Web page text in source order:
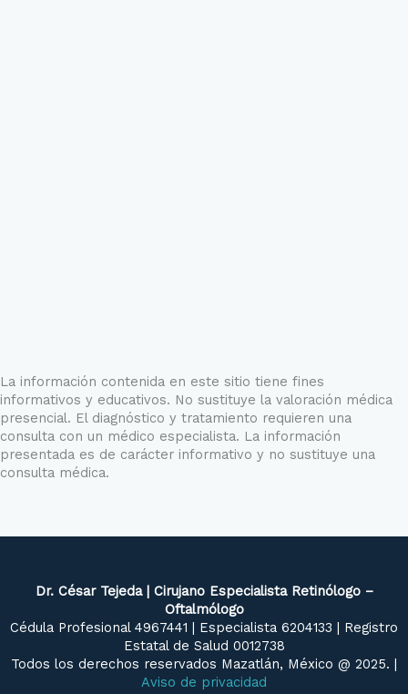
La información contenida en este sitio tiene fines
informativos y educativos. No sustituye la valoración médica
presencial. El diagnóstico y tratamiento requieren una
consulta con un médico especialista. La información
presentada es de carácter informativo y no sustituye una
consulta médica.
Dr. César Tejeda | Cirujano Especialista Retinólogo –
Oftalmólogo
Cédula Profesional 4967441 | Especialista 6204133 | Registro
Estatal de Salud 0012738
Todos los derechos reservados Mazatlán, México @ 2025. |
Aviso de privacidad